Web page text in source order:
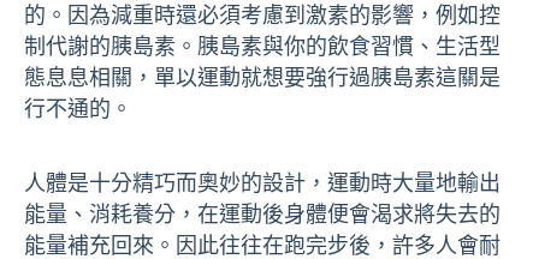
的。因為減重時還必須考慮到激素的影響，例如控
制代謝的胰島素。胰島素與你的飲食習慣、生活型
態息息相關，單以運動就想要強行過胰島素這關是
行不通的。
人體是十分精巧而奧妙的設計，運動時大量地輸出
能量、消耗養分，在運動後身體便會渴求將失去的
能量補充回來。因此往往在跑完步後，許多人會耐